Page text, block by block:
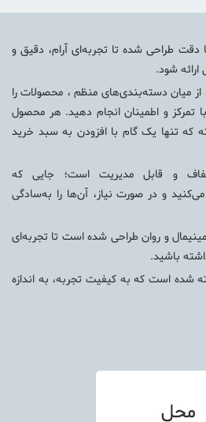
دقت طراحی شده تا تجربه‌ای آرام، دقیق و
ارائه شود.
از میان دسته‌بندی‌های منظم ، محصولات را
تمرکز و اطمینان انجام دهید. هر محصول
که تنها یک گام با افزودن به سبد خرید
و قابل مدیریت است؛ جایی که
و در صورت نیاز، آن‌ها را به‌سادگی
مینیمال و روان طراحی شده است تا تجربه‌ای
باشید.
شده است که به کیفیت تجربه، به اندازه